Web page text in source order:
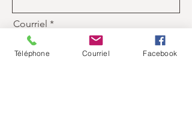
Courriel
Téléphone Courriel Facebook